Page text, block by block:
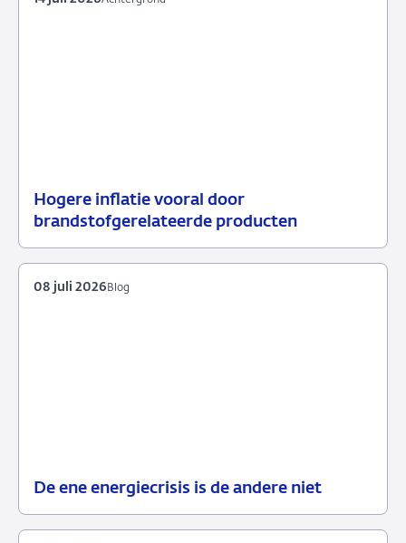
Hogere inflatie vooral door
brandstofgerelateerde producten
14
Achtergrond
De ene energiecrisis is de andere niet
Blog
08 juli 2026